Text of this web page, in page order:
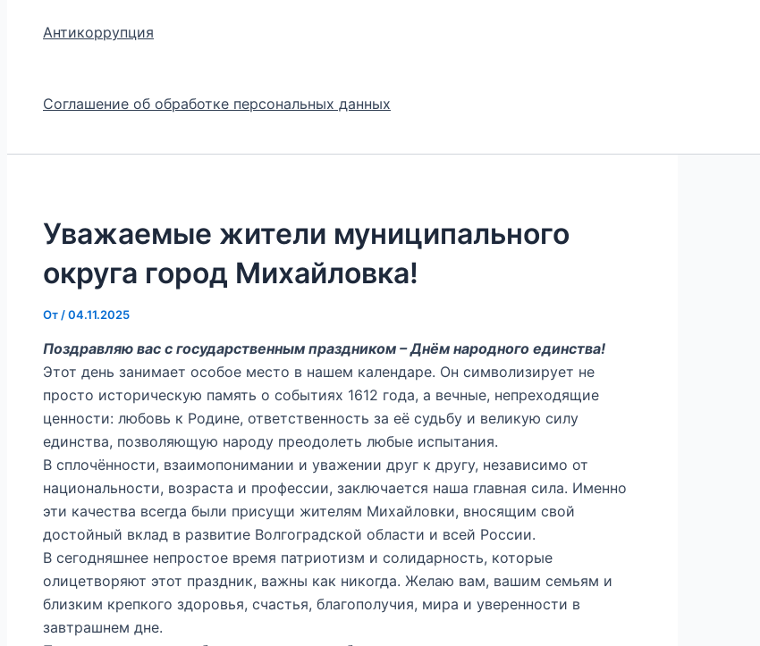
Антикоррупция
Соглашение об обработке персональных данных
Уважаемые жители муниципального
округа город Михайловка!
От /04.11.2025
Поздравляю вас с государственным праздником – Днём народного единства!
Этот день занимает особое место в нашем календаре. Он символизирует не
просто историческую память о событиях 1612 года, а вечные, непреходящие
ценности: любовь к Родине, ответственность за её судьбу и великую силу
единства, позволяющую народу преодолеть любые испытания.
В сплочённости, взаимопонимании и уважении друг к другу, независимо от
национальности, возраста и профессии, заключается наша главная сила. Именно
эти качества всегда были присущи жителям Михайловки, вносящим свой
достойный вклад в развитие Волгоградской области и всей России.
В сегодняшнее непростое время патриотизм и солидарность, которые
олицетворяют этот праздник, важны как никогда. Желаю вам, вашим семьям и
близким крепкого здоровья, счастья, благополучия, мира и уверенности в
завтрашнем дне.